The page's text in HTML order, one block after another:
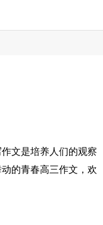
文是培养人们的观察
的青春高三作文，欢